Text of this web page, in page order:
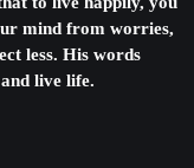
mind from worries,
less. His words
live life.